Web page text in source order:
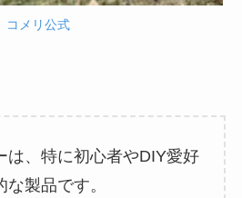
コメリ公式
は、特に初心者やDIY愛好
製品です。